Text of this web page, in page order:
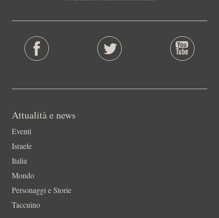
Attualità e news
Eventi
Israele
Italia
Mondo
Personaggi e Storie
Taccuino